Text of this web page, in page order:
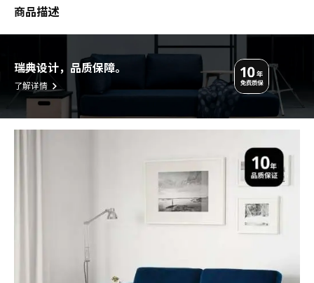
商品描述
瑞典设计，品质保障。
了解详情